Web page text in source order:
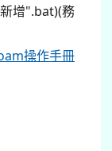
增".bat)(務
操作手冊